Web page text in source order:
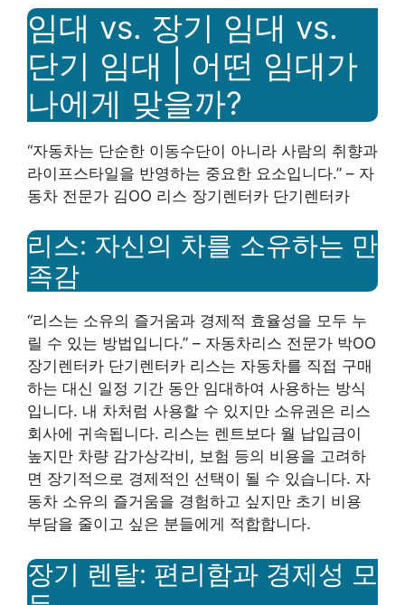
임대 vs. 장기 임대 vs.
단기 임대 | 어떤 임대가
나에게 맞을까?
“자동차는 단순한 이동수단이 아니라 사람의 취향과
라이프스타일을 반영하는 중요한 요소입니다.” – 자
동차 전문가 김OO 리스 장기렌터카 단기렌터카
리스: 자신의 차를 소유하는 만
족감
“리스는 소유의 즐거움과 경제적 효율성을 모두 누
릴 수 있는 방법입니다.” – 자동차리스 전문가 박OO
장기렌터카 단기렌터카 리스는 자동차를 직접 구매
하는 대신 일정 기간 동안 임대하여 사용하는 방식
입니다. 내 차처럼 사용할 수 있지만 소유권은 리스
회사에 귀속됩니다. 리스는 렌트보다 월 납입금이
높지만 차량 감가상각비, 보험 등의 비용을 고려하
면 장기적으로 경제적인 선택이 될 수 있습니다. 자
동차 소유의 즐거움을 경험하고 싶지만 초기 비용
부담을 줄이고 싶은 분들에게 적합합니다.
장기 렌탈: 편리함과 경제성 모